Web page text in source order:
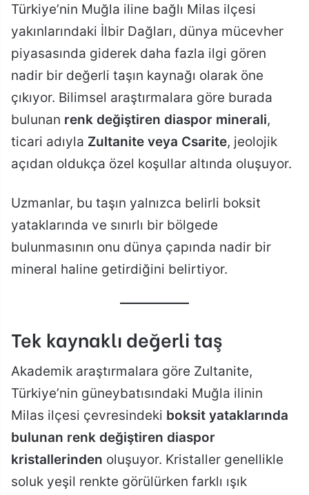
Türkiye’nin Muğla iline bağlı Milas ilçesi
yakınlarındaki İlbir Dağları, dünya mücevher
piyasasında giderek daha fazla ilgi gören
nadir bir değerli taşın kaynağı olarak öne
çıkıyor. Bilimsel araştırmalara göre burada
bulunan renk değiştiren diaspor minerali,
ticari adıyla Zultanite veya Csarite, jeolojik
açıdan oldukça özel koşullar altında oluşuyor.
Uzmanlar, bu taşın yalnızca belirli boksit
yataklarında ve sınırlı bir bölgede
bulunmasının onu dünya çapında nadir bir
mineral haline getirdiğini belirtiyor.
Tek kaynaklı değerli taş
Akademik araştırmalara göre Zultanite,
Türkiye’nin güneybatısındaki Muğla ilinin
Milas ilçesi çevresindeki boksit yataklarında
bulunan renk değiştiren diaspor
kristallerinden oluşuyor. Kristaller genellikle
soluk yeşil renkte görülürken farklı ışık